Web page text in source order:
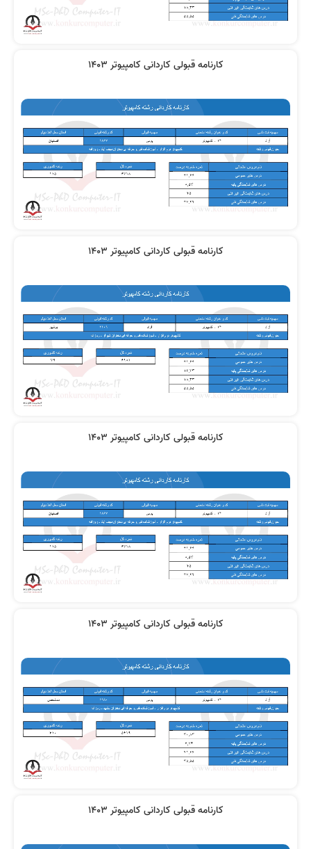
کارنامه قبولی کاردانی کامپیوتر 1403
کارنامه قبولی کاردانی کامپیوتر 1403
کارنامه قبولی کاردانی کامپیوتر 1403
کارنامه قبولی کاردانی کامپیوتر 1403
کارنامه قبولی کاردانی کامپیوتر 1403